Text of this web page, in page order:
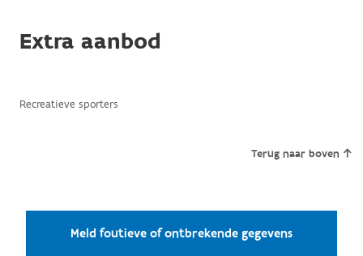
Extra aanbod
Recreatieve sporters
Terug naar boven
Meld foutieve of ontbrekende gegevens